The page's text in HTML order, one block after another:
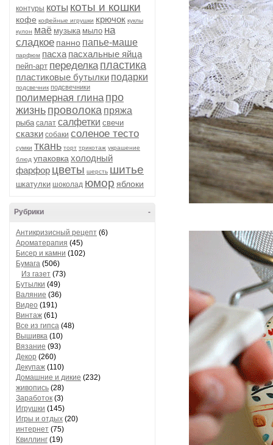
контуры коты коты и кошки
кофе кофейные игрушки крючок куклы
кулон маё музыка мыло на
сладкое панно папье-маше
парфюм пасха пасхальные яйца
пейп-арт переделка пластика
пластиковые бутылки подарки
подсвечник подсвечники
полимерная глина про
жизнь проволока пряжа
рыба салат салфетки свечи
сказки собаки соленое тесто
сумки ткань торт трикотаж украшение
блюд упаковка холодный
фарфор цветы шерсть шитье
шкатулки шоколад юмор яблоки
-
Рубрики
Антикризисный рецепт (6)
Ароматерапия (45)
Бисер и камни (102)
Бумага (506)
Из газет (73)
Бутылки (49)
Валяние (36)
Видео (191)
Винтаж (61)
Все из гипса (48)
Вышивка (10)
Вязание (93)
Декор (260)
Декупаж (110)
Домашние и дикие (232)
живопись (28)
Заработок (3)
Игрушки (145)
Игры и отдых (20)
интернет (75)
Квиллинг (19)